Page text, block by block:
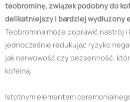
teobrominę, związek podobny do
delikatniejszy i bardziej wydłużony
Teobromina może poprawić nastrój i
jednocześnie redukując ryzyko
jak nerwowość czy bezsenność,
kofeiną.
Istotnym elementem